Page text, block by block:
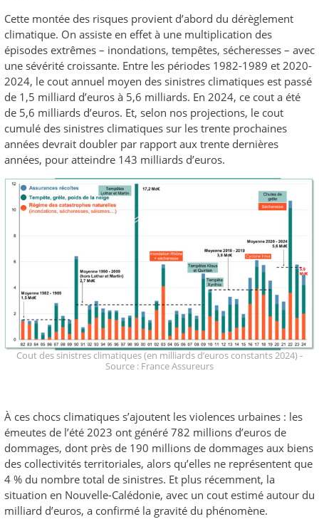
Cette montée des risques provient d’abord du dérèglement
climatique. On assiste en effet à une multiplication des
épisodes extrêmes – inondations, tempêtes, sécheresses – avec
une sévérité croissante. Entre les périodes 1982-1989 et 2020-
2024, le cout annuel moyen des sinistres climatiques est passé
de 1,5 milliard d’euros à 5,6 milliards. En 2024, ce cout a été
de 5,6 milliards d’euros. Et, selon nos projections, le cout
cumulé des sinistres climatiques sur les trente prochaines
années devrait doubler par rapport aux trente dernières
années, pour atteindre 143 milliards d’euros.
Cout des sinistres climatiques (en milliards d’euros constants 2024) -
Source : France Assureurs
À ces chocs climatiques s’ajoutent les violences urbaines : les
émeutes de l’été 2023 ont généré 782 millions d’euros de
dommages, dont près de 190 millions de dommages aux biens
des collectivités territoriales, alors qu’elles ne représentent que
4 % du nombre total de sinistres. Et plus récemment, la
situation en Nouvelle-Calédonie, avec un cout estimé autour du
milliard d’euros, a confirmé la gravité du phénomène.